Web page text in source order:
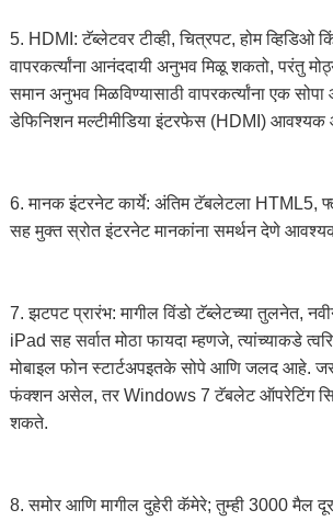
5. HDMI: टॅब्लेटवर टीव्ही, चित्रपट, होम व्हिडिओ
वापरकर्त्यांना आनंददायी अनुभव मिळू शकतो, परंतु
समान अनुभव मिळविण्यासाठी वापरकर्त्यांना एक सोपा
डेफिनिशन मल्टीमीडिया इंटरफेस (HDMI) आवश्यक
6. मानक इंटरनेट कार्ये: अंतिम टॅबलेटला
सह मुक्त स्रोत इंटरनेट मानकांना समर्थन देणे
7. झटपट प्रारंभ: मागील विंडो टॅब्लेटच्या तुलनेत,
iPad सह सर्वात मोठा फायदा म्हणजे, त्यांच्याकडे
मोबाइल फोन स्टार्टअपइतके सोपे आणि जलद आहे. जर
फंक्शन असेल, तर Windows 7 टॅबलेट ऑपरेटिंग
शकते.
8. समोर आणि मागील दुहेरी कॅमेरे; तुम्ही 3000 मैल